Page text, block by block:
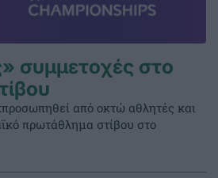
συμμετοχές στο
από οκτώ αθλητές και
πρωτάθλημα στίβου στο